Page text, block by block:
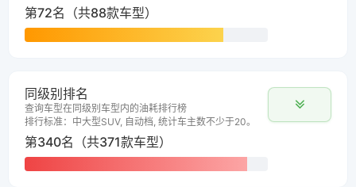
第72名（共88款车型）
同级别排名
查询车型在同级别车型内的油耗排行榜
排行标准：中大型SUV, 自动档, 统计车主数不少于20。
第340名（共371款车型）